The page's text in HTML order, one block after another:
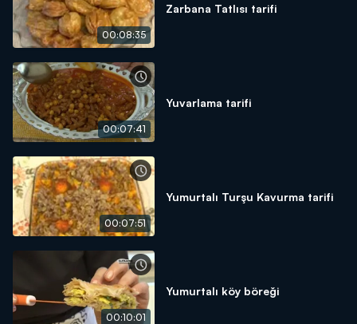
00:08:35
Zarbana Tatlısı tarifi
00:07:41
Yuvarlama tarifi
00:07:51
Yumurtalı Turşu Kavurma tarifi
00:10:01
Yumurtalı köy böreği